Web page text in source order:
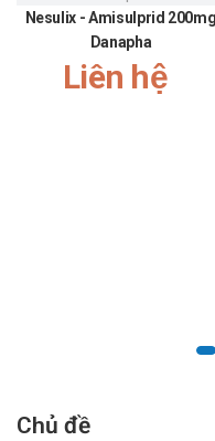
Nesulix - Amisulprid 200mg
Danapha
Liên hệ
Chủ đề